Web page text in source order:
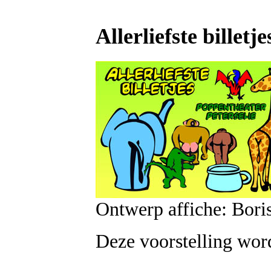
Allerliefste
Ontwerp affiche:
Deze voorstelling